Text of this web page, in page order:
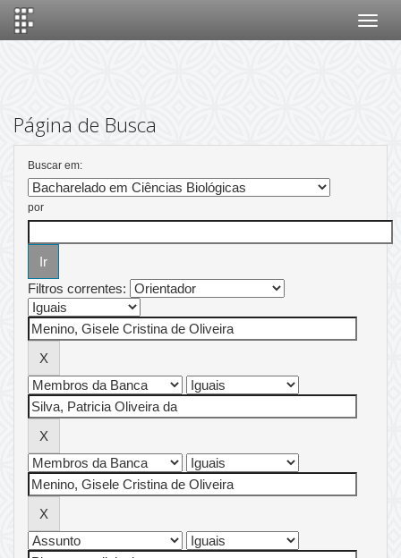
Página de Busca
Buscar em:
por
Filtros correntes: